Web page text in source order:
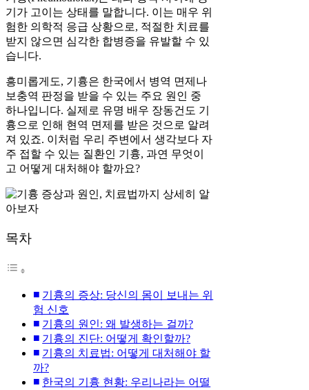
기가 고이는 상태를 말합니다. 이는 매우 위
험한 의학적 응급 상황으로, 적절한 치료를
받지 않으면 심각한 합병증을 유발할 수 있
습니다.
흥미롭게도, 기흉은 한국에서 병역 면제나
보충역 판정을 받을 수 있는 주요 원인 중
하나입니다. 실제로 유명 배우 장동건도 기
흉으로 인해 현역 면제를 받은 것으로 알려
져 있죠. 이처럼 우리 주변에서 생각보다 자
주 접할 수 있는 질환인 기흉, 과연 무엇이
고 어떻게 대처해야 할까요?
목차
기흉의 증상: 당신의 몸이 보내는 위
험 신호
기흉의 원인: 왜 발생하는 걸까?
기흉의 진단: 어떻게 확인할까?
기흉의 치료법: 어떻게 대처해야 할
까?
한국의 기흉 현황: 우리나라는 어떨